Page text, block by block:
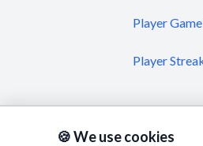
Player
Player
🍪 We use cookies